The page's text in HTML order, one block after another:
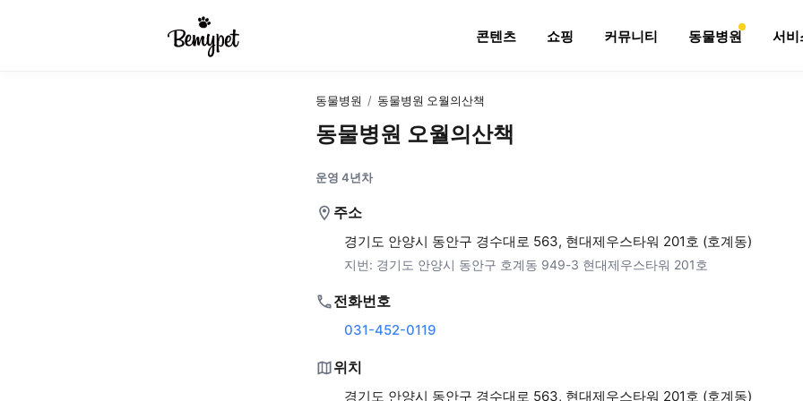
콘텐츠 쇼핑 커뮤니티 동물병원 서비
동물병원 / 동물병원 오월의산책
동물병원 오월의산책
운영 4년차
주소
경기도 안양시 동안구 경수대로 563, 현대제우스타워 201호 (호계동)
지번: 경기도 안양시 동안구 호계동 949-3 현대제우스타워 201호
전화번호
031-452-0119
위치
경기도 안양시 동안구 경수대로 563, 현대제우스타워 201호 (호계동)